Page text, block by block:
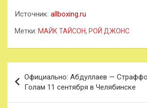
Источник: allboxing.ru
Метки: МАЙК ТАЙСОН, РОЙ ДЖОНС
по
записям
Официально: Абдуллаев —
Голам 11 сентября в Челябинске